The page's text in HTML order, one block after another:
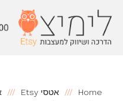
Home אטסי Etsy